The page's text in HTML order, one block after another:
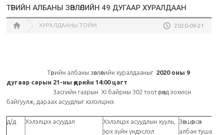
ТӨРИЙН АЛБАНЫ ЗӨВЛӨЛИЙН 49 ДУГААР ХУРАЛДААН
ХУРАЛДААНЫ ТОЙМ 2020-09-21
Төрийн албаны зөвлөлийн хуралдааныг 2020 оны 9
дугаар сарын 21-ны өдрийн 14:00цагт
Засгийн газрын XI байрны 302 тоот өрөөнд зохион
байгуулж, дараах асуудлыг хэлэлцэнэ.
д/д Хэлэлцэх асуудал
Хэлэлцэх асуудлын хууль,
эрх зүйн үндэслэл
Зөвшөөрсөн
албан